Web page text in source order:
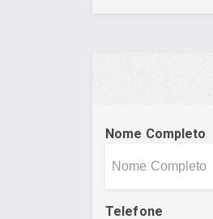
Nome Completo
Telefone